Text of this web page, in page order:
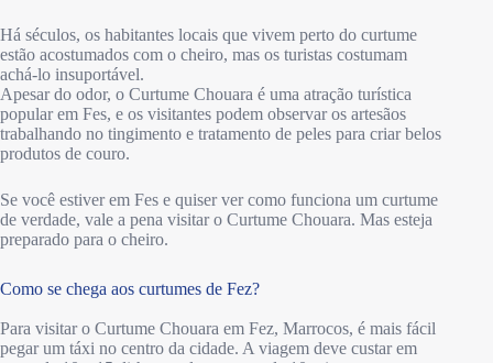
Há séculos, os habitantes locais que vivem perto do curtume
estão acostumados com o cheiro, mas os turistas costumam
achá-lo insuportável.
Apesar do odor, o Curtume Chouara é uma atração turística
popular em Fes, e os visitantes podem observar os artesãos
trabalhando no tingimento e tratamento de peles para criar belos
produtos de couro.
Se você estiver em Fes e quiser ver como funciona um curtume
de verdade, vale a pena visitar o Curtume Chouara. Mas esteja
preparado para o cheiro.
Como se chega aos curtumes de Fez?
Para visitar o Curtume Chouara em Fez, Marrocos, é mais fácil
pegar um táxi no centro da cidade. A viagem deve custar em